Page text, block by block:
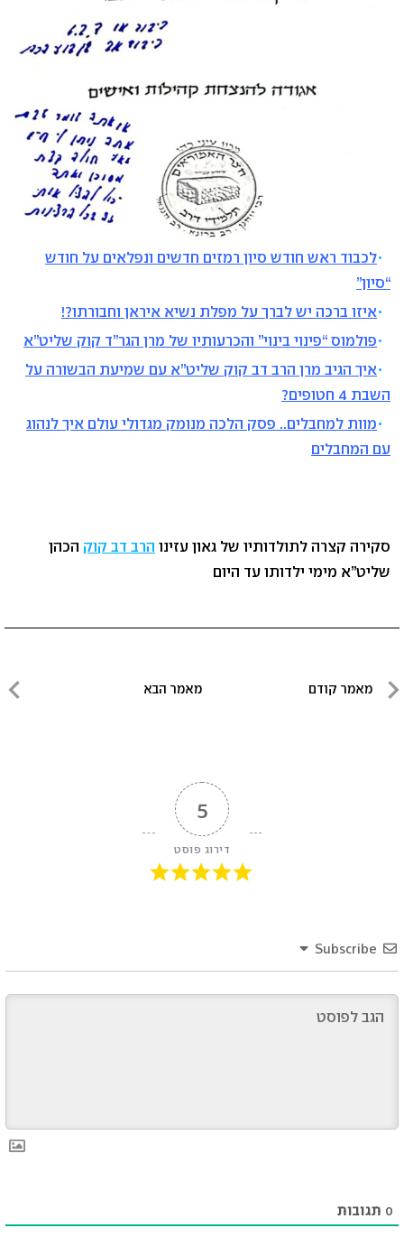
לכבוד ראש חודש סיון רמזים חדשים ונפלאים על חודש
“סיון”
איזו ברכה יש לברך על מפלת נשיא איראן וחבורתו?!
פולמוס “פינוי בינוי” והכרעותיו של מרן הגר”ד קוק שליט”א
איך הגיב מרן הרב דב קוק שליט”א עם שמיעת הבשורה על
השבת 4 חטופים?
מוות למחבלים.. פסק הלכה מנומק מגדולי עולם איך לנהוג
עם המחבלים
סקירה קצרה לתולדותיו של גאון עזינו הרב דב קוק הכהן
שליט”א מימי ילדותו עד היום
ניווט מאמר הבא מאמר קודם
5
דירוג פוסט
Subscribe
0 תגובות